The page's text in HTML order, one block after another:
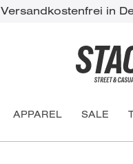
Versandkostenfrei in
APPAREL SALE